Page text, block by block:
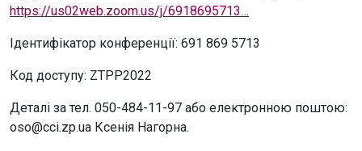
https://us02web.zoom.us/j/6918695713…
Ідентифікатор конференції: 691 869 5713
Код доступу: ZTPP2022
Деталі за тел. 050-484-11-97 або електронною поштою:
oso@cci.zp.ua Ксенія Нагорна.